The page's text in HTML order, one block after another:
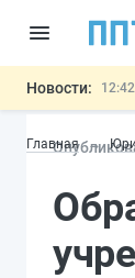
Новости: 12:42
11:31
13:16
Главная